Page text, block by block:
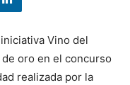
Vino del
oro en el concurso
realizada por la